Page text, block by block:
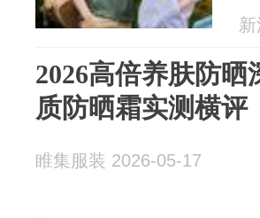
2026高倍养肤防
质防晒霜实测横评
睢集服装 2026-05-17